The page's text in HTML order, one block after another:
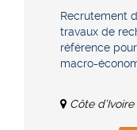
Recrutement
travaux de
référence
macro-
Côte d’Ivoire